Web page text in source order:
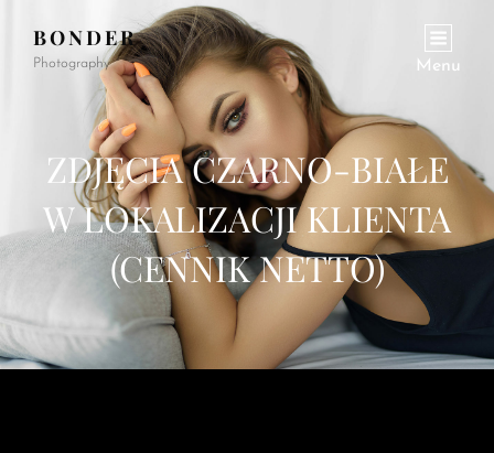
BONDER
Photography Menu
ZDJĘCIA CZARNO-BIAŁE
W LOKALIZACJI KLIENTA
(CENNIK NETTO)